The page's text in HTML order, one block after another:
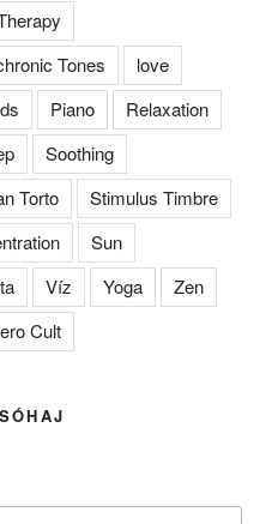
Tones
love
Piano
Relaxation
Soothing
Torto
Stimulus Timbre
Sun
Víz Yoga
Zen
Cult